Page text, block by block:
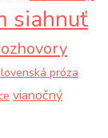
siahnuť
próza
vianočný